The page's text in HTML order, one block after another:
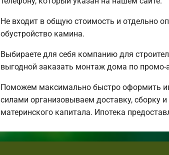
Не входит в общую стоимость и отдельно
обустройство камина.
Выбираете для себя компанию для
выгодной заказать монтаж дома по промо-
Поможем максимально быстро оформить
силами организовываем доставку,
материнского капитала. Ипотека